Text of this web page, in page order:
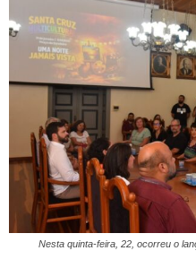
Nesta quinta-feira, 22, ocorreu o